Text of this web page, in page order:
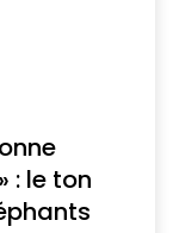
: le ton